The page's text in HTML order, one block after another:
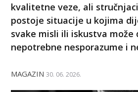
kvalitetne veze, ali
postoje situacije u kojima
svake misli ili iskustva može
nepotrebne nesporazume i
MAGAZIN 30. 06. 2026.